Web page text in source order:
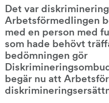
Det var
Arbetsförmedlingen
med en person med
som hade behövt
bedömningen gör
begär nu att